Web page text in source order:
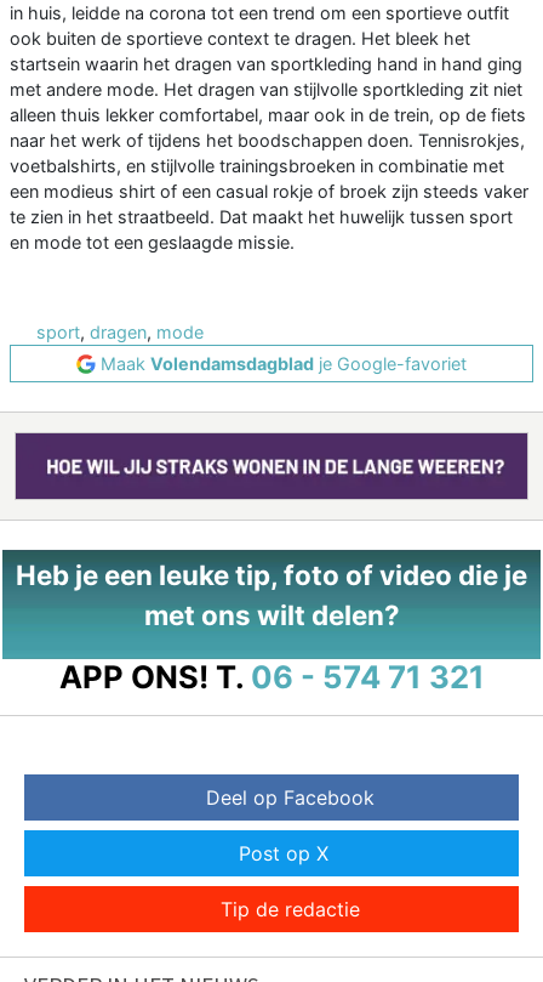
in huis, leidde na corona tot een trend om een sportieve outfit
ook buiten de sportieve context te dragen. Het bleek het
startsein waarin het dragen van sportkleding hand in hand ging
met andere mode. Het dragen van stijlvolle sportkleding zit niet
alleen thuis lekker comfortabel, maar ook in de trein, op de fiets
naar het werk of tijdens het boodschappen doen. Tennisrokjes,
voetbalshirts, en stijlvolle trainingsbroeken in combinatie met
een modieus shirt of een casual rokje of broek zijn steeds vaker
te zien in het straatbeeld. Dat maakt het huwelijk tussen sport
en mode tot een geslaagde missie.
sport, dragen, mode
Maak Volendamsdagblad je Google-favoriet
Heb je een leuke tip, foto of video die je
met ons wilt delen?
APP ONS! T. 06 - 574 71 321
Deel op Facebook
Post op X
Tip de redactie